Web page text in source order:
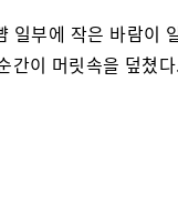
일부에 작은 바람이
간이 머릿속을 덮쳤